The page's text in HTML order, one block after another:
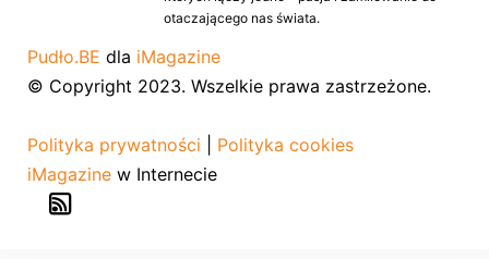
otaczającego nas świata.
Pudło.BE dla iMagazine
© Copyright 2023. Wszelkie prawa zastrzeżone.
Polityka prywatności
Polityka cookies
iMagazine w Internecie